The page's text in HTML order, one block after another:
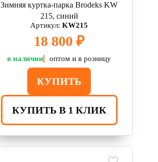
Зимняя куртка-парка Brodeks KW
215, синий
Артикул:KW215
18 800 ₽
в наличии оптом и в розницу
КУПИТЬ
КУПИТЬ В 1 КЛИК